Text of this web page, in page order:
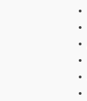
•
•
•
•
•
•